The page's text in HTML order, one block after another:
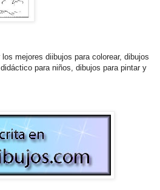
mejores diibujos para colorear, dibujos
para niños, dibujos para pintar y